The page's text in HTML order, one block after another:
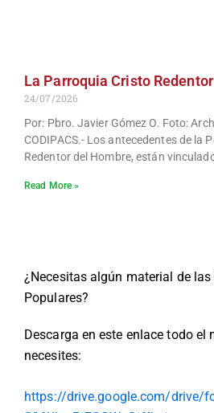
La Parroquia Cristo
24/07/2026
Por: Pbro. Javier Gómez O. Foto:
CODIPACS.- Los antecedentes de la
Redentor del Hombre, están
Read More »
¿Necesitas algún material de
Populares?
Descarga en este enlace todo el
necesites:
https://drive.google.com/drive/